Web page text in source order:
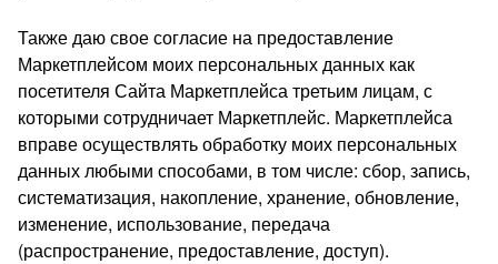
Также даю свое согласие на предоставление
Маркетплейсом моих персональных данных как
посетителя Сайта Маркетплейса третьим лицам, с
которыми сотрудничает Маркетплейс. Маркетплейса
вправе осуществлять обработку моих персональных
данных любыми способами, в том числе: сбор, запись,
систематизация, накопление, хранение, обновление,
изменение, использование, передача
(распространение, предоставление, доступ).